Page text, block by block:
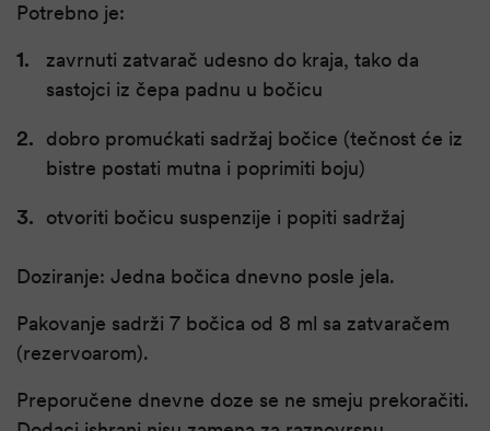
Potrebno je:
zavrnuti zatvarač udesno do kraja, tako da
sastojci iz čepa padnu u bočicu
dobro promućkati sadržaj bočice (tečnost će iz
bistre postati mutna i poprimiti boju)
otvoriti bočicu suspenzije i popiti sadržaj
Doziranje: Jedna bočica dnevno posle jela.
Pakovanje sadrži 7 bočica od 8 ml sa zatvaračem
(rezervoarom).
Preporučene dnevne doze se ne smeju prekoračiti.